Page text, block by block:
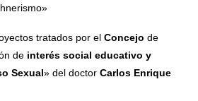
tratados por el Concejo de
de interés social educativo y
Sexual» del doctor Carlos Enrique